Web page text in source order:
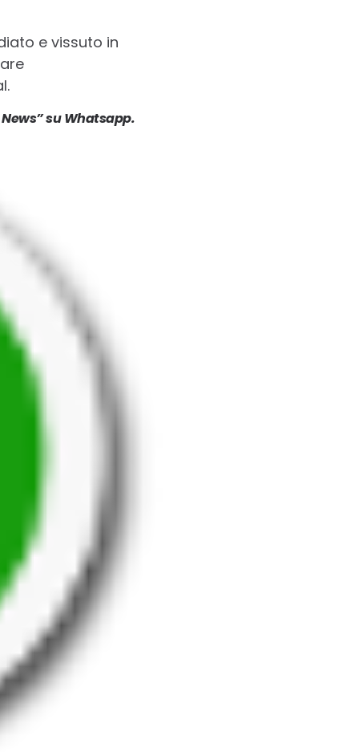
e vissuto in
su Whatsapp.